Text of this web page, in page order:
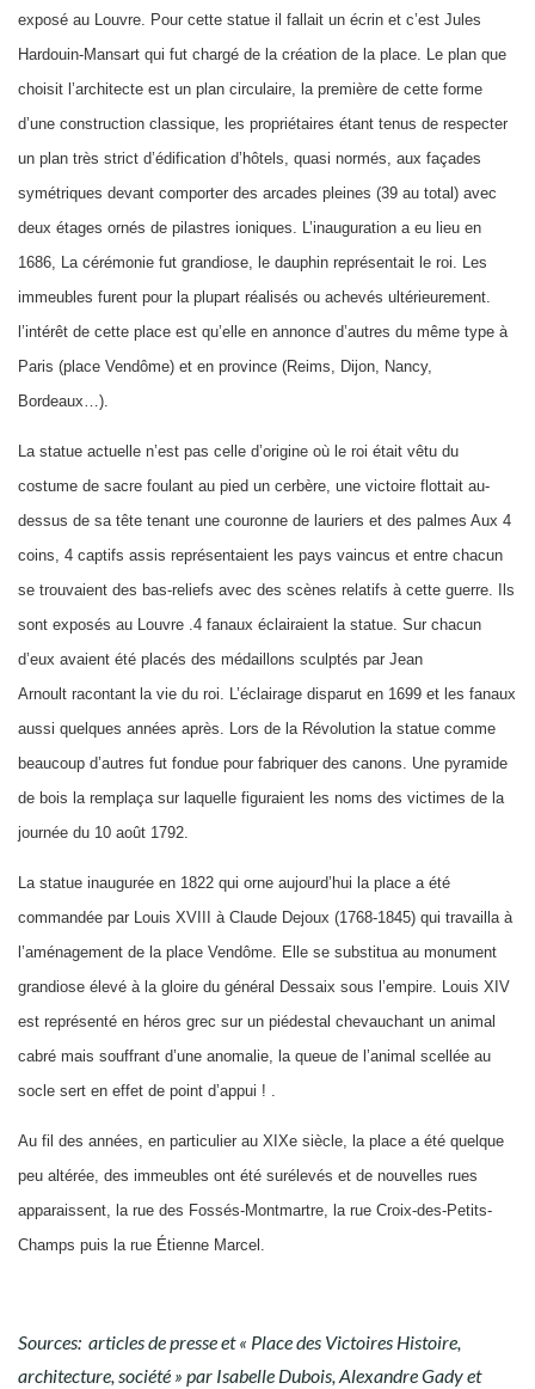
exposé au Louvre. Pour cette statue il fallait un écrin et c’est Jules
Hardouin-Mansart qui fut chargé de la création de la place. Le plan que
choisit l’architecte est un plan circulaire, la première de cette forme
d’une construction classique, les propriétaires étant tenus de respecter
un plan très strict d’édification d’hôtels, quasi normés, aux façades
symétriques devant comporter des arcades pleines (39 au total) avec
deux étages ornés de pilastres ioniques. L’inauguration a eu lieu en
1686, La cérémonie fut grandiose, le dauphin représentait le roi. Les
immeubles furent pour la plupart réalisés ou achevés ultérieurement.
l’intérêt de cette place est qu’elle en annonce d’autres du même type à
Paris (place Vendôme) et en province (Reims, Dijon, Nancy,
Bordeaux…).
a statue actuelle n’est pas celle d’origine où le roi était vêtu du
costume de sacre foulant au pied un cerbère, une victoire flottait au-
dessus de sa tête tenant une couronne de lauriers et des palmes Aux 4
coins, 4 captifs assis représentaient les pays vaincus et entre chacun
se trouvaient des bas-reliefs avec des scènes relatifs à cette guerre. Ils
sont exposés au Louvre .4 fanaux éclairaient la statue. Sur chacun
d’eux avaient été placés des médaillons sculptés par Jean
Arnoult racontant la vie du roi. L’éclairage disparut en 1699 et les fanaux
aussi quelques années après. Lors de la Révolution la statue comme
beaucoup d’autres fut fondue pour fabriquer des canons. Une pyramide
de bois la remplaça sur laquelle figuraient les noms des victimes de la
journée du 10 août 1792.
La statue inaugurée en 1822 qui orne aujourd’hui la place a été
commandée par Louis XVIII à Claude Dejoux (1768-1845) qui travailla à
l’aménagement de la place Vendôme. Elle se substitua au monument
grandiose élevé à la gloire du général Dessaix sous l’empire. Louis XIV
est représenté en héros grec sur un piédestal chevauchant un animal
cabré mais souffrant d’une anomalie, la queue de l’animal scellée au
socle sert en effet de point d’appui ! .
Au fil des années, en particulier au XIXe siècle, la place a été quelque
peu altérée, des immeubles ont été surélevés et de nouvelles rues
apparaissent, la rue des Fossés-Montmartre, la rue Croix-des-Petits-
Champs puis la rue Étienne Marcel.
Sources: articles de presse et « Place des Victoires Histoire,
architecture, société » par Isabelle Dubois, Alexandre Gady et